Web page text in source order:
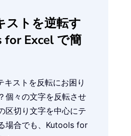
ストを逆転す
Excel で簡
ストを反転にお困り
個々の文字を反転させ
区切り文字を中心にテ
場合でも、Kutools for